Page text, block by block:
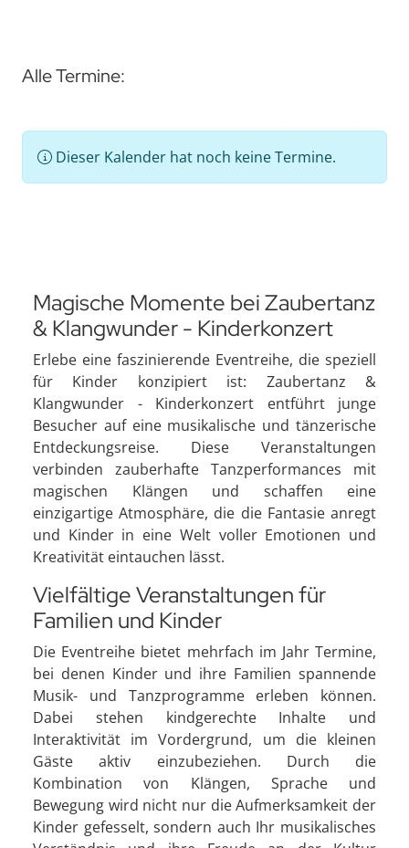
Alle Termine:
Dieser Kalender hat noch keine Termine.
Magische Momente bei Zaubertanz
& Klangwunder - Kinderkonzert
Erlebe eine faszinierende Eventreihe, die speziell
für Kinder konzipiert ist: Zaubertanz &
Klangwunder - Kinderkonzert entführt junge
Besucher auf eine musikalische und tänzerische
Entdeckungsreise. Diese Veranstaltungen
verbinden zauberhafte Tanzperformances mit
magischen Klängen und schaffen eine
einzigartige Atmosphäre, die die Fantasie anregt
und Kinder in eine Welt voller Emotionen und
Kreativität eintauchen lässt.
Vielfältige Veranstaltungen für
Familien und Kinder
Die Eventreihe bietet mehrfach im Jahr Termine,
bei denen Kinder und ihre Familien spannende
Musik- und Tanzprogramme erleben können.
Dabei stehen kindgerechte Inhalte und
Interaktivität im Vordergrund, um die kleinen
Gäste aktiv einzubeziehen. Durch die
Kombination von Klängen, Sprache und
Bewegung wird nicht nur die Aufmerksamkeit der
Kinder gefesselt, sondern auch Ihr musikalisches